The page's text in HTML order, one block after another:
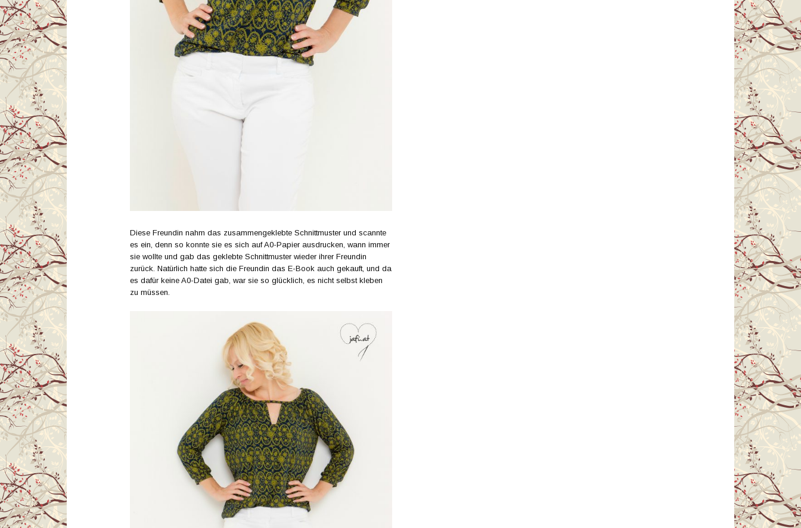
Diese Freundin nahm das zusammengeklebte Schnittmuster und scannte
es ein, denn so konnte sie es sich auf A0-Papier ausdrucken, wann immer
sie wollte und gab das geklebte Schnittmuster wieder ihrer Freundin
zurück. Natürlich hatte sich die Freundin das E-Book auch gekauft, und da
es dafür keine A0-Datei gab, war sie so glücklich, es nicht selbst kleben
zu müssen.